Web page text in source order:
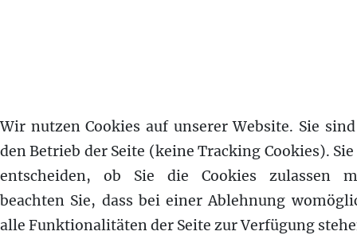
Wir nutzen Cookies auf unserer Website. Sie
den Betrieb der Seite (keine Tracking Cookies).
entscheiden, ob Sie die Cookies zulassen
beachten Sie, dass bei einer Ablehnung
alle Funktionalitäten der Seite zur Verfügung